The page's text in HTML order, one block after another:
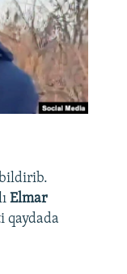
bildirib.
Elmar
qaydada